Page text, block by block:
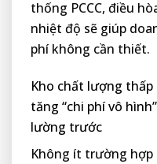
thống PCCC, điều
nhiệt độ sẽ giúp
phí không cần thiết.
Kho chất lượng
tăng “chi phí vô
lường trước
Không ít trường hợp